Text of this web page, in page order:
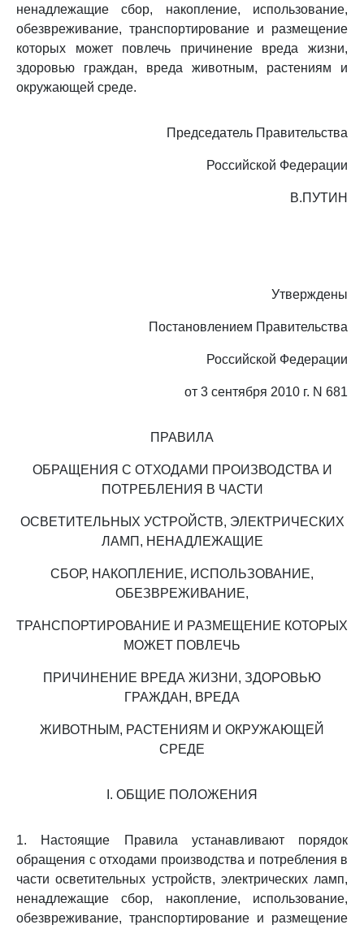
ненадлежащие сбор, накопление, использование,
обезвреживание, транспортирование и размещение
которых может повлечь причинение вреда жизни,
здоровью граждан, вреда животным, растениям и
окружающей среде.
Председатель Правительства
Российской Федерации
В.ПУТИН
Утверждены
Постановлением Правительства
Российской Федерации
от 3 сентября 2010 г. N 681
ПРАВИЛА
ОБРАЩЕНИЯ С ОТХОДАМИ ПРОИЗВОДСТВА И
ПОТРЕБЛЕНИЯ В ЧАСТИ
ОСВЕТИТЕЛЬНЫХ УСТРОЙСТВ, ЭЛЕКТРИЧЕСКИХ
ЛАМП, НЕНАДЛЕЖАЩИЕ
СБОР, НАКОПЛЕНИЕ, ИСПОЛЬЗОВАНИЕ,
ОБЕЗВРЕЖИВАНИЕ,
ТРАНСПОРТИРОВАНИЕ И РАЗМЕЩЕНИЕ КОТОРЫХ
МОЖЕТ ПОВЛЕЧЬ
ПРИЧИНЕНИЕ ВРЕДА ЖИЗНИ, ЗДОРОВЬЮ
ГРАЖДАН, ВРЕДА
ЖИВОТНЫМ, РАСТЕНИЯМ И ОКРУЖАЮЩЕЙ
СРЕДЕ
I. ОБЩИЕ ПОЛОЖЕНИЯ
1. Настоящие Правила устанавливают порядок
обращения с отходами производства и потребления в
части осветительных устройств, электрических ламп,
ненадлежащие сбор, накопление, использование,
обезвреживание, транспортирование и размещение